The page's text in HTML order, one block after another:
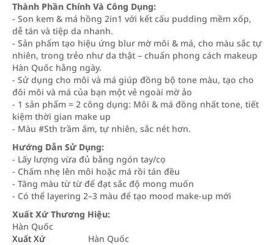
Thành Phần Chính Và Công Dụng:
- Son kem & má hồng 2in1 với kết cấu pudding mềm xốp,
dễ tán và tiệp da nhanh.
- Sản phẩm tạo hiệu ứng blur mờ môi & má, cho màu sắc tự
nhiên, trong trẻo như da thật – chuẩn phong cách makeup
Hàn Quốc hằng ngày.
- Sử dụng cho môi và má giúp đồng bộ tone màu, tạo cho
đôi môi và má của bạn một vẻ ngoài mờ ảo
- 1 sản phẩm = 2 công dụng: Môi & má đồng nhất tone, tiết
kiệm thời gian make up
- Màu #Sth trầm ấm, tự nhiên, sắc nét hơn.
Hướng Dẫn Sử Dụng:
- Lấy lượng vừa đủ bằng ngón tay/cọ
- Chấm nhẹ lên môi hoặc má rồi tán đều
- Tăng màu từ từ để đạt sắc độ mong muốn
- Có thể layering 2–3 màu để tạo mood make-up mới
Xuất Xứ Thương Hiệu:
Hàn Quốc
Xuất Xứ
Hàn Quốc